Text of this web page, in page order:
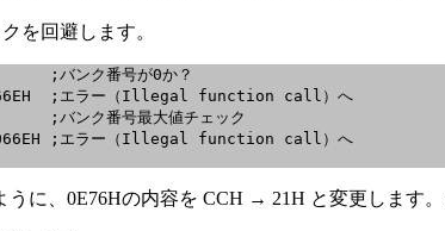
を回避します。
;バンク番号が0か？
;エラー（Illegal function call）へ
バンク番号最大値チェック
;エラー（Illegal function call）へ
うに、0E76Hの内容を CCH → 21H と変更します